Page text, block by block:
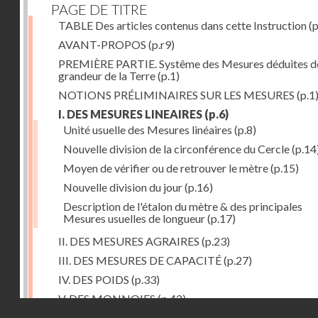
PAGE DE TITRE
TABLE Des articles contenus dans cette Instruction
AVANT-PROPOS (p.r9)
PREMIÈRE PARTIE. Systême des Mesures déduites
grandeur de la Terre(p.1)
NOTIONS PRÉLIMINAIRES SUR LES MESURES (p.1)
I. DES MESURES LINEAIRES (p.6)
Unité usuelle des Mesures linéaires (p.8)
Nouvelle division de la circonférence du Cercle
Moyen de vérifier ou de retrouver le mètre(p.15)
Nouvelle division du jour(p.16)
Description de l'étalon du mètre & des principales
Mesures usuelles de longueur(p.17)
II. DES MESURES AGRAIRES (p.23)
III. DES MESURES DE CAPACITÉ(p.27)
IV. DES POIDS (p.33)
V. DES MONNOIES(p.42)